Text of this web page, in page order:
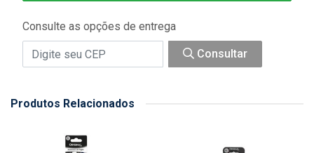
Consulte as opções de entrega
Consultar
Produtos Relacionados